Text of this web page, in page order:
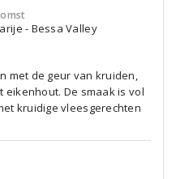
- Bessa Valley
met de geur van kruiden,
De smaak is vol
kruidige vleesgerechten